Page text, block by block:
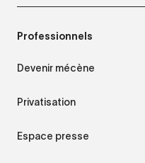
Professionnels
Devenir mécène
Privatisation
Espace presse